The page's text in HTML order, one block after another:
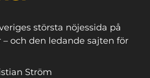
största nöjessida på
och den ledande sajten för
Ström